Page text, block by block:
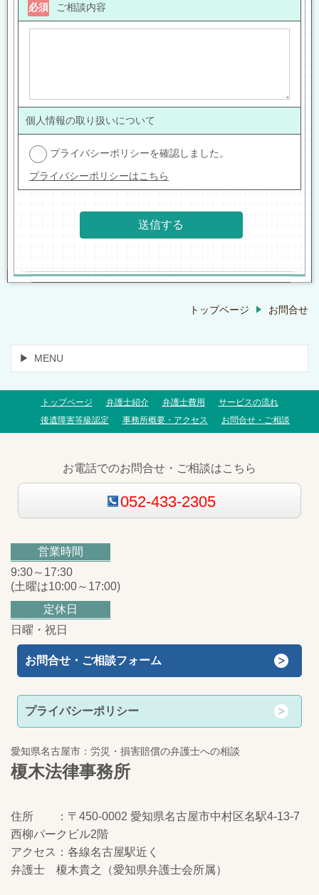
ご相談内容
必須
個人情報の取り扱いについて
プライバシーポリシーを確認しました。
プライバシーポリシーはこちら
トップページ お問合せ
MENU
トップページ 弁護士紹介 弁護士費用
サービスの流れ
後遺障害等級認定
事務所概要・アクセス お問合せ・ご相談
お電話でのお問合せ・ご相談はこちら
052-433-2305
営業時間
9:30～17:30
(土曜は10:00～17:00)
定休日
日曜・祝日
お問合せ・ご相談フォーム
プライバシーポリシー
愛知県名古屋市：労災・損害賠償の弁護士への相談
榎木法律事務所
住所 ：〒450-0002 愛知県名古屋市中村区名駅4-13-7
西柳パークビル2階
アクセス：各線名古屋駅近く
弁護士 榎木貴之（愛知県弁護士会所属）